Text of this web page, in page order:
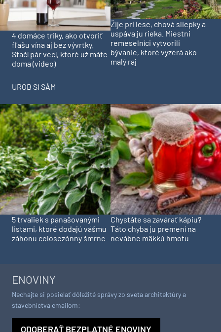
4 domáce triky, ako otvoriť
fľašu vína aj bez vývrtky.
Stačí pár vecí, ktoré už máte
doma (video)
Žije pri lese, chová sliepky a
uspáva ju rieka. Miestni
remeselníci vytvorili
bývanie, ktoré vyzerá ako
malý raj
UROB SI SÁM
5 trvaliek s panašovanými
listami, ktoré dodajú vášmu
záhonu celosezónny šmrnc
Chystáte sa zavárať kápiu?
Táto chyba ju premení na
nevábne mäkkú hmotu
ENOVINY
Nechajte si posielať dôležité správy zo sveta architektúry a
stavebníctva emailom:
ODOBERAŤ BEZPLATNÉ ENOVINY